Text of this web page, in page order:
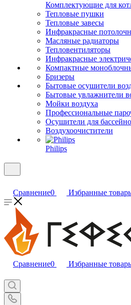
Комплектующие для
Тепловые пушки
Тепловые завесы
Инфракрасные
Масляные радиаторы
Тепловентиляторы
Инфракрасные
Компактные
Бризеры
Бытовые осушители
Бытовые увлажнители
Мойки воздуха
Профессиональные
Осушители для
Воздухоочистители
Philips
Сравнение0 Избранные
Сравнение0 Избранные